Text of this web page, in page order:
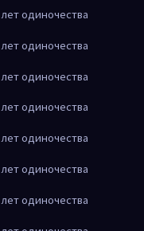
одиночества
одиночества
одиночества
одиночества
одиночества
одиночества
одиночества